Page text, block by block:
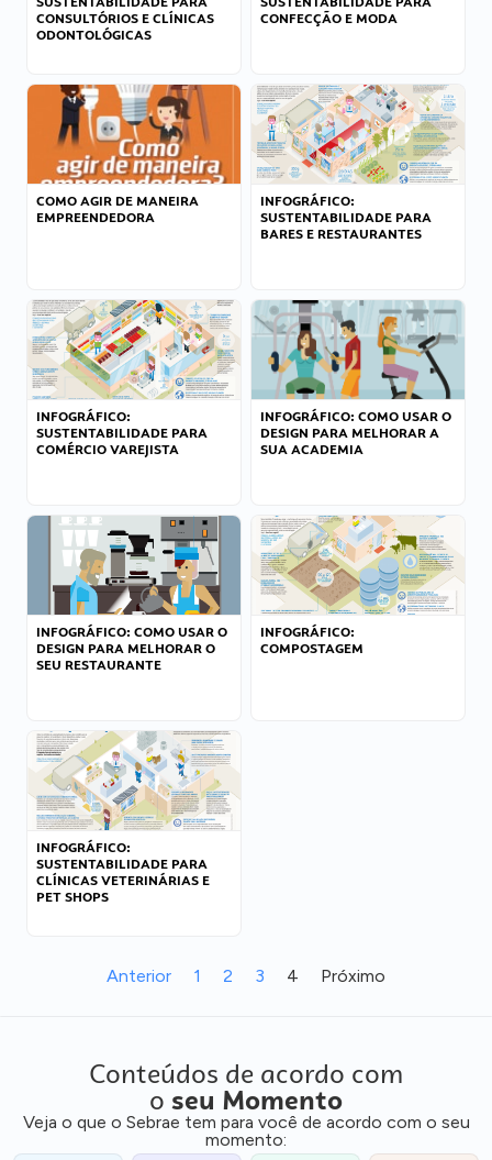
CONSULTÓRIOS E CLÍNICAS
ODONTOLÓGICAS
CONFECÇÃO E MODA
COMO AGIR DE MANEIRA
EMPREENDEDORA
INFOGRÁFICO:
SUSTENTABILIDADE PARA
BARES E RESTAURANTES
INFOGRÁFICO:
SUSTENTABILIDADE PARA
COMÉRCIO VAREJISTA
INFOGRÁFICO: COMO USAR O
DESIGN PARA MELHORAR A
SUA ACADEMIA
INFOGRÁFICO: COMO USAR O
DESIGN PARA MELHORAR O
SEU RESTAURANTE
INFOGRÁFICO:
COMPOSTAGEM
INFOGRÁFICO:
SUSTENTABILIDADE PARA
CLÍNICAS VETERINÁRIAS E
PET SHOPS
Anterior 1 2 3 4 Próximo
Conteúdos de acordo com
o seu Momento
Veja o que o Sebrae tem para você de acordo com o seu
momento: